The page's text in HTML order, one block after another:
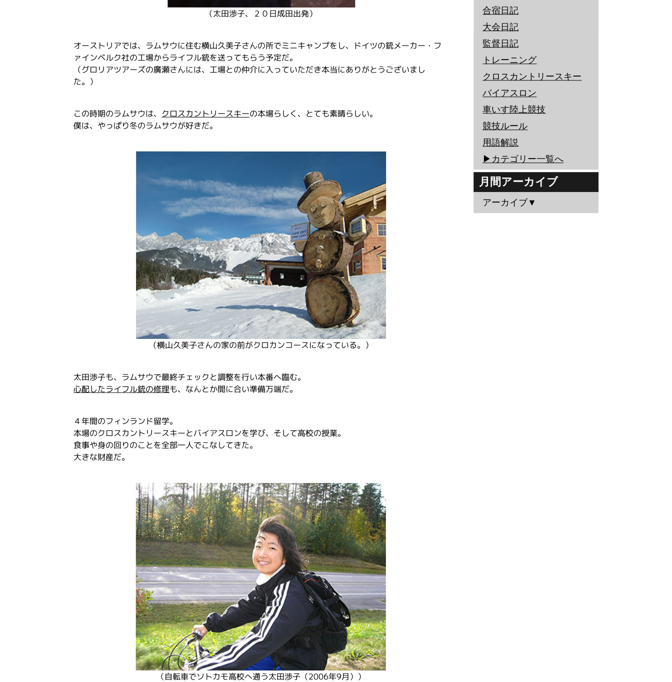
（太田渉子、２０日成田出発）
オーストリアでは、ラムサウに住む横山久美子さんの所でミニキャンプをし、ドイツの銃メーカー・フ
ァインベルク社の工場からライフル銃を送ってもらう予定だ。
（グロリアツアーズの廣瀬さんには、工場との仲介に入っていただき本当にありがとうございまし
た。）
この時期のラムサウは、 クロスカントリースキーの本場らしく、とても素晴らしい。
僕は、やっぱり冬のラムサウが好きだ。
（横山久美子さんの家の前がクロカンコースになっている。）
太田渉子も、ラムサウで最終チェックと調整を行い本番へ臨む。
心配したライフル銃の修理も、なんとか間に合い準備万端だ。
４年間のフィンランド留学。
本場のクロスカントリースキーとバイアスロンを学び、そして高校の授業。
食事や身の回りのことを全部一人でこなしてきた。
大きな財産だ。
（自転車でソトカモ高校へ通う太田渉子（2006年9月））
合宿日記
大会日記
監督日記
トレーニング
クロスカントリースキー
バイアスロン
車いす陸上競技
競技ルール
用語解説
▶︎カテゴリー一覧へ
月間アーカイブ
アーカイブ▼